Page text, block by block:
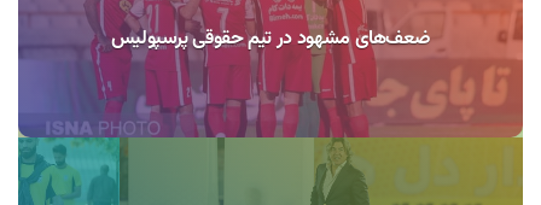
ضعف‌های مشهود در تیم حقوقی پرسپولیس